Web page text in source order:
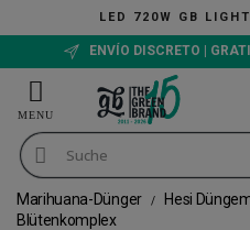
LED 720W GB
ENVÍO DISCRETO |
Marihuana-Dünger
Hesi
Blütenkomplex